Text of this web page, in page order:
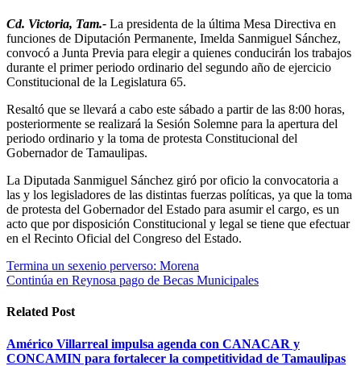
Cd. Victoria, Tam.- La presidenta de la última Mesa Directiva en
funciones de Diputación Permanente, Imelda Sanmiguel Sánchez,
convocó a Junta Previa para elegir a quienes conducirán los trabajos
durante el primer periodo ordinario del segundo año de ejercicio
Constitucional de la Legislatura 65.
Resaltó que se llevará a cabo este sábado a partir de las 8:00 horas,
posteriormente se realizará la Sesión Solemne para la apertura del
periodo ordinario y la toma de protesta Constitucional del
Gobernador de Tamaulipas.
La Diputada Sanmiguel Sánchez giró por oficio la convocatoria a
las y los legisladores de las distintas fuerzas políticas, ya que la toma
de protesta del Gobernador del Estado para asumir el cargo, es un
acto que por disposición Constitucional y legal se tiene que efectuar
en el Recinto Oficial del Congreso del Estado.
Navegación
de
entradas
Termina un sexenio perverso: Morena
Continúa en Reynosa pago de Becas Municipales
Related Post
Américo Villarreal impulsa agenda con CANACAR y
CONCAMIN para fortalecer la competitividad de Tamaulipas